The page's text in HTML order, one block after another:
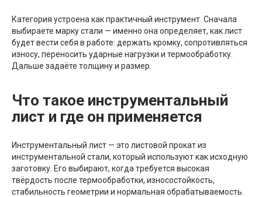
Категория устроена как практичный инструмент. Сначала
выбираете марку стали — именно она определяет, как лист
будет вести себя в работе: держать кромку, сопротивляться
износу, переносить ударные нагрузки и термообработку.
Дальше задаёте толщину и размер.
Что такое инструментальный
лист и где он применяется
Инструментальный лист — это листовой прокат из
инструментальной стали, который используют как исходную
заготовку. Его выбирают, когда требуется высокая
твёрдость после термообработки, износостойкость,
стабильность геометрии и нормальная обрабатываемость.